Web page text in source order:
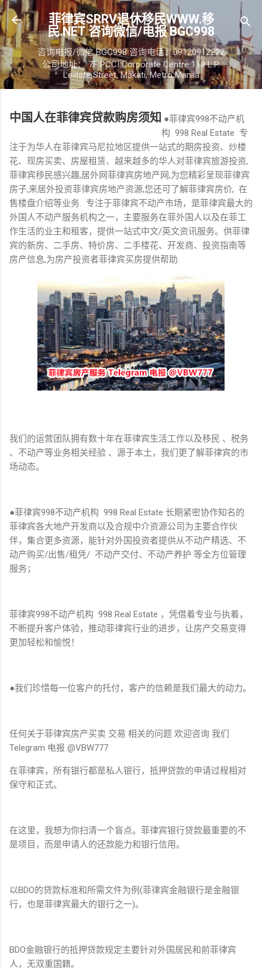
跳至主要内容
菲律宾SRRV退休移民WWW.移
民.NET 咨询微信/电报 BGC998
咨询电报/微信 BGC998 咨询电话：09120912222
公司地址： 7F PCCI Corporate Centre 118 L.P.
Leviste Street, Makati, Metro Manila
中国人在菲律宾贷款购房须知 ●菲律宾998不动产机
构 998 Real Estate 专
注于为华人在菲律宾马尼拉地区提供一站式的期房投资、炒楼
花、现房买卖、房屋租赁、越来越多的华人对菲律宾旅游投资,
菲律宾移民感兴趣,居外网菲律宾房地产网,为您精彩呈现菲律宾
房子,来居外投资菲律宾房地产资源,您还可了解菲律宾房价, 在
售楼盘介绍等业务. 专注于菲律宾不动产市场，是菲律宾最大的
外国人不动产服务机构之一，主要服务在菲外国人以及在菲工
作生活的业主和租客，提供一站式中文/英文资讯服务。供菲律
宾的新房、二手房、特价房、二手楼花、开发商、投资指南等
房产信息,为房产投资者菲律宾买房提供帮助.
我们的运营团队拥有数十年在菲律宾生活工作以及移民 、税务
、不动产等业务相关经验 、源于本土，我们更了解菲律宾的市
场动态。
●菲律宾998不动产机构 998 Real Estate 长期紧密协作知名的
菲律宾各大地产开发商以及合规中介资源公司为主要合作伙
伴，集合更多资源，能针对外国投资者提供从不动产精选、不
动产购买/出售/租凭/ 不动产交付、不动产养护 等全方位管理
服务；
菲律宾998不动产机构 998 Real Estate ，凭借着专业与执着，
不断提升客户体验，推动菲律宾行业的进步，让房产交易变得
更加轻松和愉悦！
●我们珍惜每一位客户的托付，客户的信赖是我们最大的动力。
任何关于菲律宾房产买卖 交易 相关的问题 欢迎咨询 我们
Telegram 电报 @VBW777
在菲律宾，所有银行都是私人银行，抵押贷款的申请过程相对
保守和正式。
在这里，我想为你扫清一个盲点。菲律宾银行贷款最重要的不
是项目，而是申请人的还款能力和银行信用。
以BDO的贷款标准和所需文件为例(菲律宾金融银行是金融银
行，也是菲律宾最大的银行之一)。
BDO金融银行的抵押贷款规定主要针对外国居民和前菲律宾
人，无双重国籍。